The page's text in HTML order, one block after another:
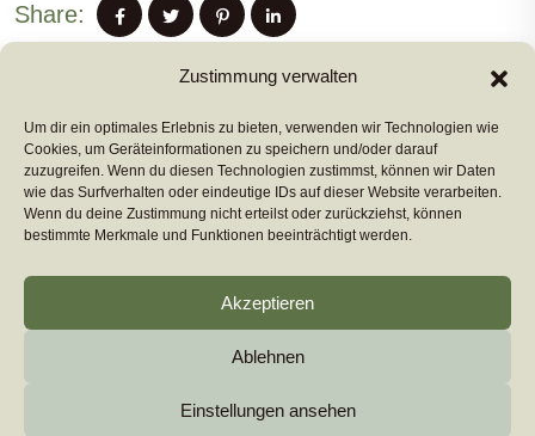
Zustimmung verwalten
Um dir ein optimales Erlebnis zu bieten, verwenden wir Technologien wie
Cookies, um Geräteinformationen zu speichern und/oder darauf
zuzugreifen. Wenn du diesen Technologien zustimmst, können wir Daten
wie das Surfverhalten oder eindeutige IDs auf dieser Website verarbeiten.
Wenn du deine Zustimmung nicht erteilst oder zurückziehst, können
bestimmte Merkmale und Funktionen beeinträchtigt werden.
Akzeptieren
Ablehnen
Einstellungen ansehen
Share:
PREVIUS POST
NEXT POST
euromarcomAll Rights Reserved by